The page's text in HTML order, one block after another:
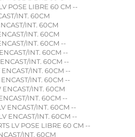
POSE LIBRE 60 CM --
INT. 60CM
INT. 60CM
INT. 60CM
INT. 60CM --
INT. 60CM --
INT. 60CM --
INT. 60CM --
INT. 60CM --
INT. 60CM
INT. 60CM --
ENCAST/INT. 60CM --
ENCAST/INT. 60CM --
LV POSE LIBRE 60 CM --
INT. 60CM